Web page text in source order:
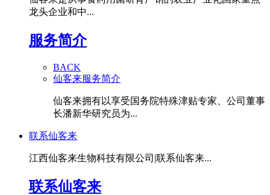
龙头企业和中...
服务简介
BACK
仙客来服务简介
仙客来拥有以享受国务院特殊津贴专家、公司董事
长潘新华研究员为...
联系仙客来
江西仙客来生物科技有限公司|联系仙客来...
联系仙客来